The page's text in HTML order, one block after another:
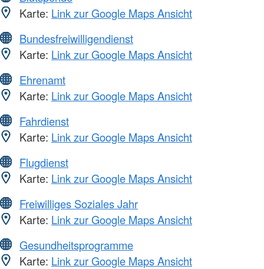
Karte: Link zur Google Maps Ansicht
Bundesfreiwilligendienst
Karte: Link zur Google Maps Ansicht
Ehrenamt
Karte: Link zur Google Maps Ansicht
Fahrdienst
Karte: Link zur Google Maps Ansicht
Flugdienst
Karte: Link zur Google Maps Ansicht
Freiwilliges Soziales Jahr
Karte: Link zur Google Maps Ansicht
Gesundheitsprogramme
Karte: Link zur Google Maps Ansicht